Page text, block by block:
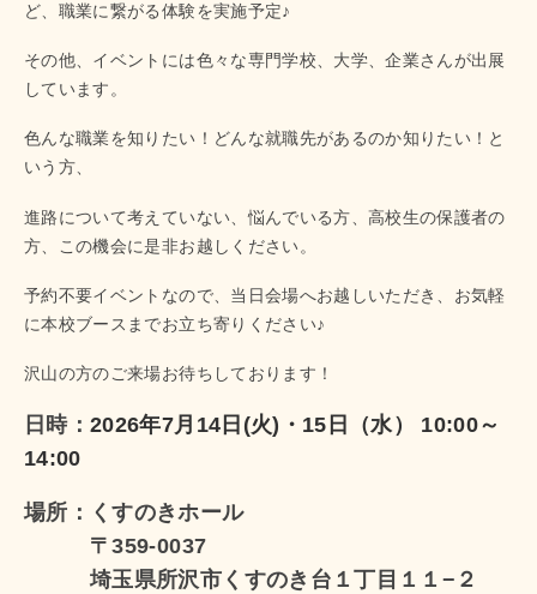
ど、職業に繋がる体験を実施予定♪
その他、イベントには色々な専門学校、大学、企業さんが出展
しています。
色んな職業を知りたい！どんな就職先があるのか知りたい！と
いう方、
進路について考えていない、悩んでいる方、高校生の保護者の
方、この機会に是非お越しください。
予約不要イベントなので、当日会場へお越しいただき、お気軽
に本校ブースまでお立ち寄りください♪
沢山の方のご来場お待ちしております！
日時：2026年7月14日(火)・15日（水） 10:00～
14:00
場所：くすのきホール
〒359-0037
埼玉県所沢市くすのき台１丁目１１−２